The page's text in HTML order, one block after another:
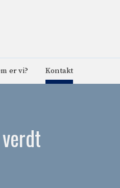
er vi? Kontakt